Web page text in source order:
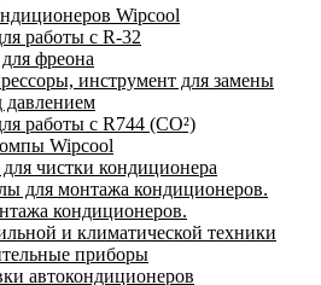
Wipcool
работы с R-32
фреона
инструмент для замены
давлением
работы с R744 (CO²)
Wipcool
чистки кондиционера
для монтажа кондиционеров.
кондиционеров.
и климатической техники
приборы
автокондиционеров